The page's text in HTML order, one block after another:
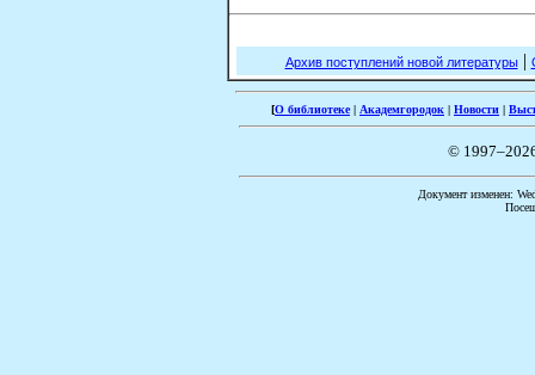
Архив поступлений новой литературы|
[О библиотеке| Академгородок | Новости |
©
Документ изменен: